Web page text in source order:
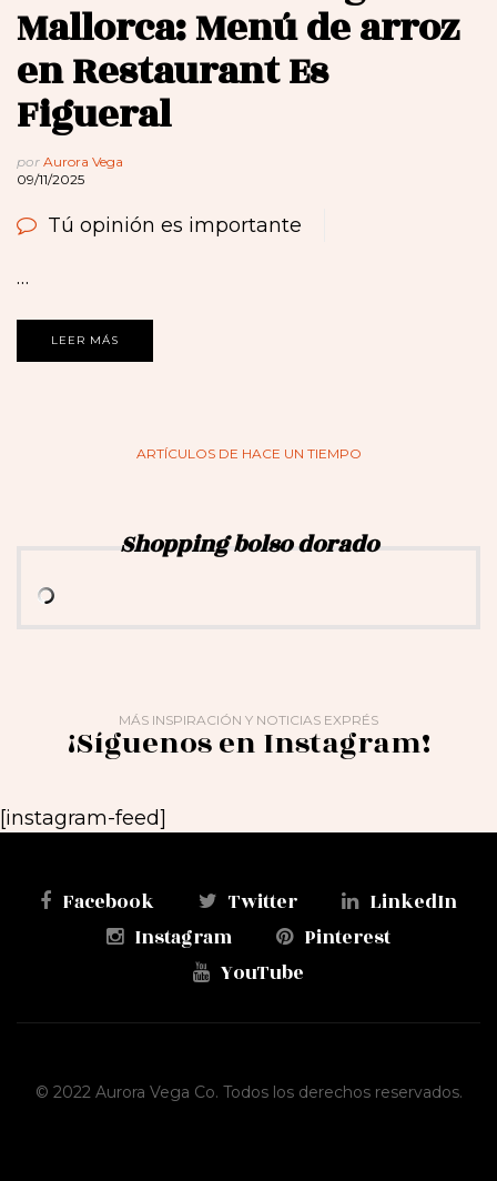
Mallorca: Menú de arroz
en Restaurant Es
Figueral
por Aurora Vega
09/11/2025
Tú opinión es importante
…
LEER MÁS
ARTÍCULOS DE HACE UN TIEMPO
Shopping bolso dorado
MÁS INSPIRACIÓN Y NOTICIAS EXPRÉS
¡Síguenos en Instagram!
[instagram-feed]
Facebook Twitter
LinkedIn
Instagram
Pinterest
YouTube
© 2022 Aurora Vega Co. Todos los derechos reservados.